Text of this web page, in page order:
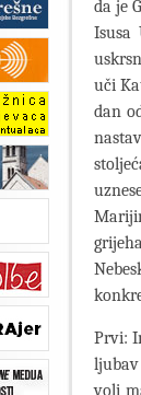
da je
Isusa
uči
dan
Prvi:
ljubav
voli